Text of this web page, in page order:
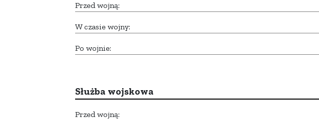
Przed wojną:
W czasie wojny:
Po wojnie:
Służba wojskowa
Przed wojną: